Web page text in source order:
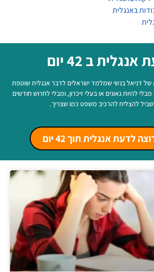
באנגלית
ב 42 יום
של דניאל בנשי שמלמד ישראלים לדבר אנגלית שוטפת
להיות גאונים או בעלי זיכרון, ומבלי לחרוש חודשים
להצליח להרכיב משפט כמו שצריך.
לדעת אנגלית תוך 42 יום